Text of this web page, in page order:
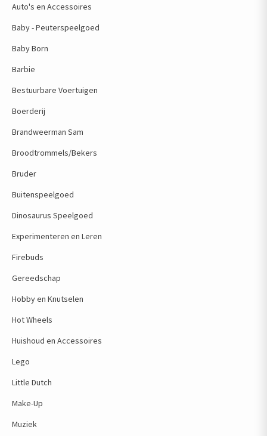
Auto's en Accessoires
Baby - Peuterspeelgoed
Baby Born
Barbie
Bestuurbare Voertuigen
Boerderij
Brandweerman Sam
Broodtrommels/Bekers
Bruder
Buitenspeelgoed
Dinosaurus Speelgoed
Experimenteren en Leren
Firebuds
Gereedschap
Hobby en Knutselen
Hot Wheels
Huishoud en Accessoires
Lego
Little Dutch
Make-Up
Muziek